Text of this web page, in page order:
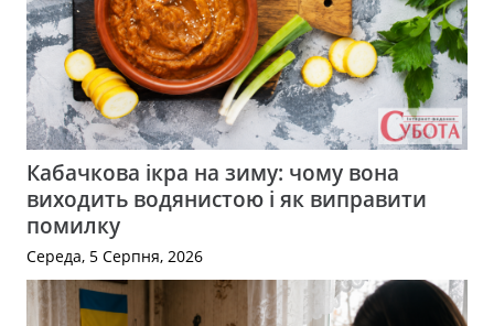
Кабачкова ікра на зиму: чому вона
виходить водянистою і як виправити
помилку
Середа, 5 Серпня, 2026